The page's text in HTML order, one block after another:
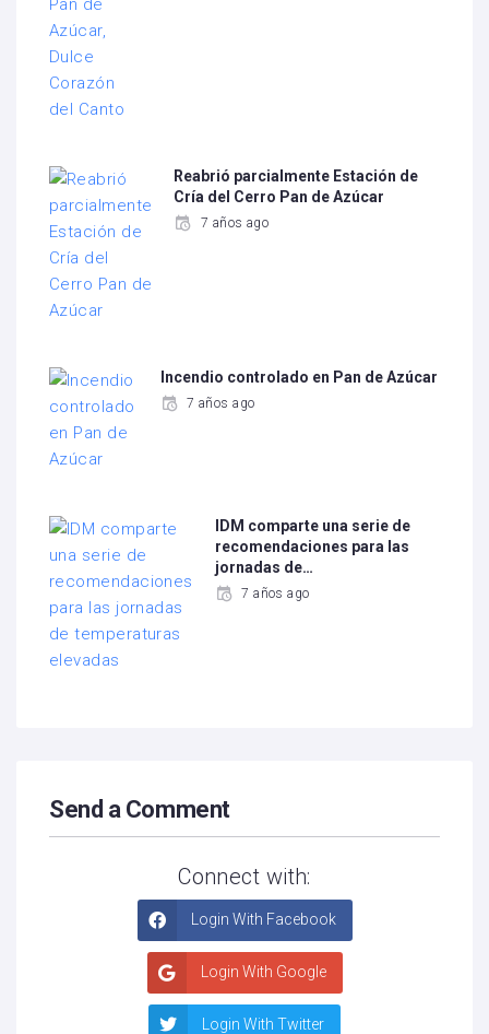
Reabrió parcialmente Estación de
Cría del Cerro Pan de Azúcar
7 años ago
Incendio controlado en Pan de Azúcar
7 años ago
IDM comparte una serie de
recomendaciones para las
jornadas de…
7 años ago
Send a Comment
Connect with:
Login With Facebook
Login With Google
Login With Twitter